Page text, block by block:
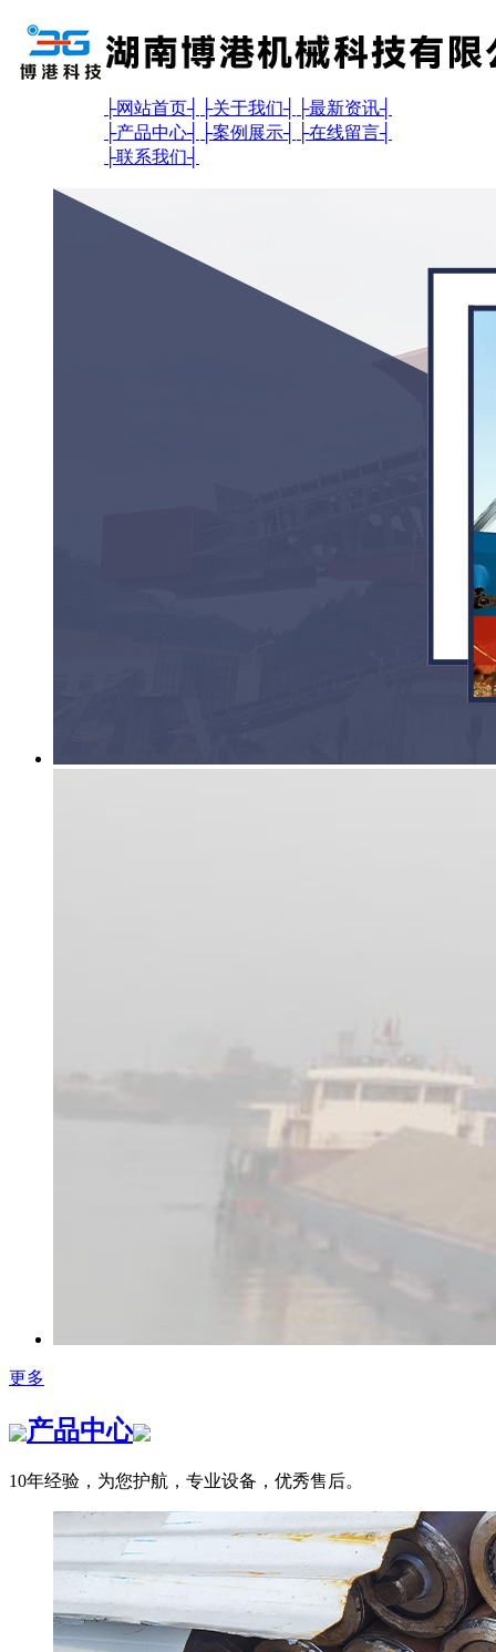
├网站首页┤ ├关于我们┤ ├最新资讯┤
├产品中心┤ ├案例展示┤ ├在线留言┤
├联系我们┤
更多
产品中心
10年经验，为您护航，专业设备，优秀售后。